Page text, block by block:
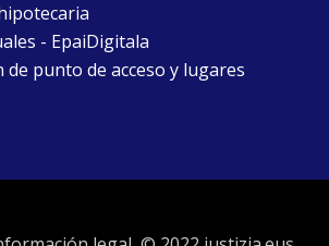
- EpaiDigitala
de punto de acceso y lugares